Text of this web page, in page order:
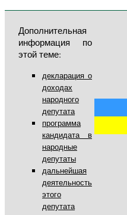
Дополнительная
информация по
этой теме:
декларация о
доходах
народного
депутата
программа
кандидата в
народные
депутаты
дальнейшая
деятельность
этого
депутата